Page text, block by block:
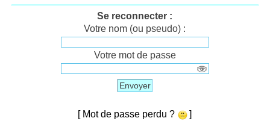
Se reconnecter :
Votre nom (ou pseudo) :
Votre mot de passe
Envoyer
[ Mot de passe perdu ? ]